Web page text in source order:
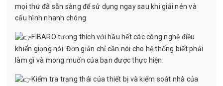
mọi thứ đã sẵn sàng để sử dụng ngay sau khi giải nén và
cấu hình nhanh chóng.
FIBARO tương thích với hầu hết các công nghệ điều
khiển giọng nói. Đơn giản chỉ cần nói cho hệ thống biết phải
làm gì và mong muốn của bạn được thực hiện.
Kiểm tra trạng thái của thiết bị và kiểm soát nhà của